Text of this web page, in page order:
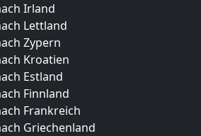
Irland
Lettland
Zypern
Kroatien
Estland
Finnland
Frankreich
Griechenland